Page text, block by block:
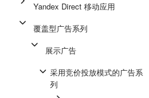
Yandex Direct 移动应用
覆盖型广告系列
展示广告
采用竞价投放模式的广告系
列